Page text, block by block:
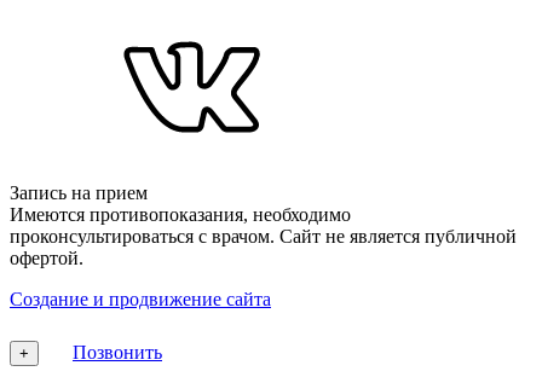
Запись на прием
Имеются противопоказания, необходимо
проконсультироваться с врачом. Сайт не является публичной
офертой.
Создание и продвижение сайта
+
Позвонить